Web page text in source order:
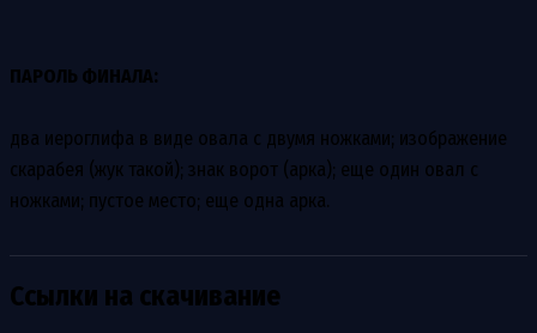
ПАРОЛЬ ФИНАЛА:
два иероглифа в виде овала с двумя ножками; изображение
скарабея (жук такой); знак ворот (арка); еще один овал с
ножками; пустое место; еще одна арка.
Ссылки на скачивание